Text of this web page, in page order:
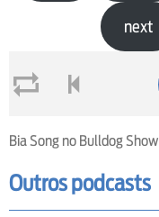
next
Bia Song no Bulldog Show
Outros podcasts